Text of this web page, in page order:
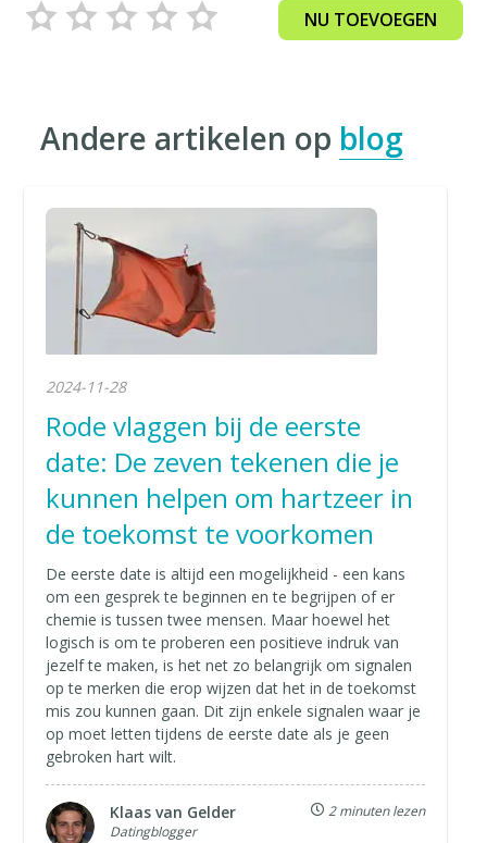
NU TOEVOEGEN
Andere artikelen op blog
2024-11-28
Rode vlaggen bij de eerste
date: De zeven tekenen die je
kunnen helpen om hartzeer in
de toekomst te voorkomen
De eerste date is altijd een mogelijkheid - een kans
om een gesprek te beginnen en te begrijpen of er
chemie is tussen twee mensen. Maar hoewel het
logisch is om te proberen een positieve indruk van
jezelf te maken, is het net zo belangrijk om signalen
op te merken die erop wijzen dat het in de toekomst
mis zou kunnen gaan. Dit zijn enkele signalen waar je
op moet letten tijdens de eerste date als je geen
gebroken hart wilt.
Klaas van Gelder
Datingblogger
2 minuten lezen